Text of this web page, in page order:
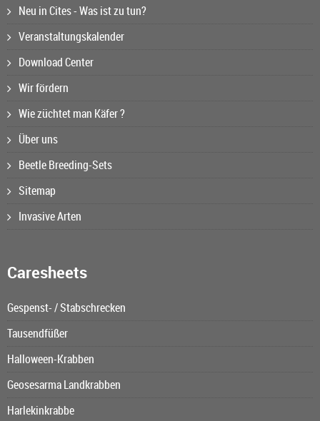
Neu in Cites - Was ist zu tun?
Veranstaltungskalender
Download Center
Wir fördern
Wie züchtet man Käfer ?
Über uns
Beetle Breeding-Sets
Sitemap
Invasive Arten
Caresheets
Gespenst- / Stabschrecken
Tausendfüßer
Halloween-Krabben
Geosesarma Landkrabben
Harlekinkrabbe